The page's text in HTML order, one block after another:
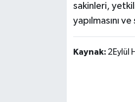
sakinleri,
yapılmasını
Kaynak: 2Eylül